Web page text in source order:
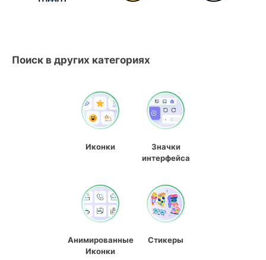
Поиск в других категориях
Иконки
Значки
интерфейса
Анимированные
Иконки
Стикеры